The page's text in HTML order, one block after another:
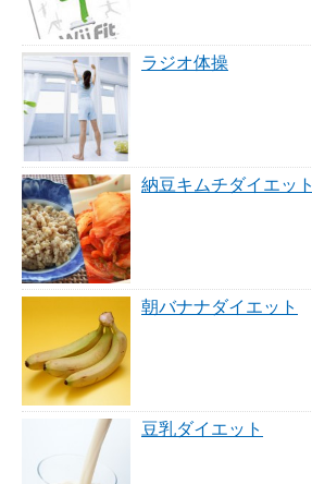
ラジオ体操
納豆キムチダイエット
朝バナナダイエット
豆乳ダイエット